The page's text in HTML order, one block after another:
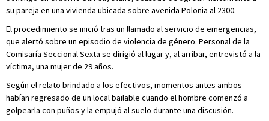
su pareja en una vivienda ubicada sobre avenida Polonia al 2300.
El procedimiento se inició tras un llamado al servicio de emergencias,
que alertó sobre un episodio de violencia de género. Personal de la
Comisaría Seccional Sexta se dirigió al lugar y, al arribar, entrevistó a la
víctima, una mujer de 29 años.
Según el relato brindado a los efectivos, momentos antes ambos
habían regresado de un local bailable cuando el hombre comenzó a
golpearla con puños y la empujó al suelo durante una discusión.